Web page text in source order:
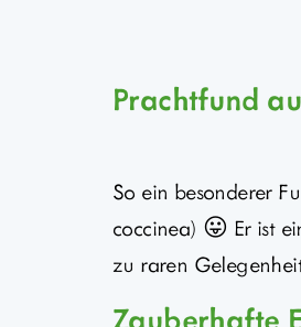
Prachtfund
So ein besonderer
coccinea) 😛 Er ist
zu raren
Zauberhafte